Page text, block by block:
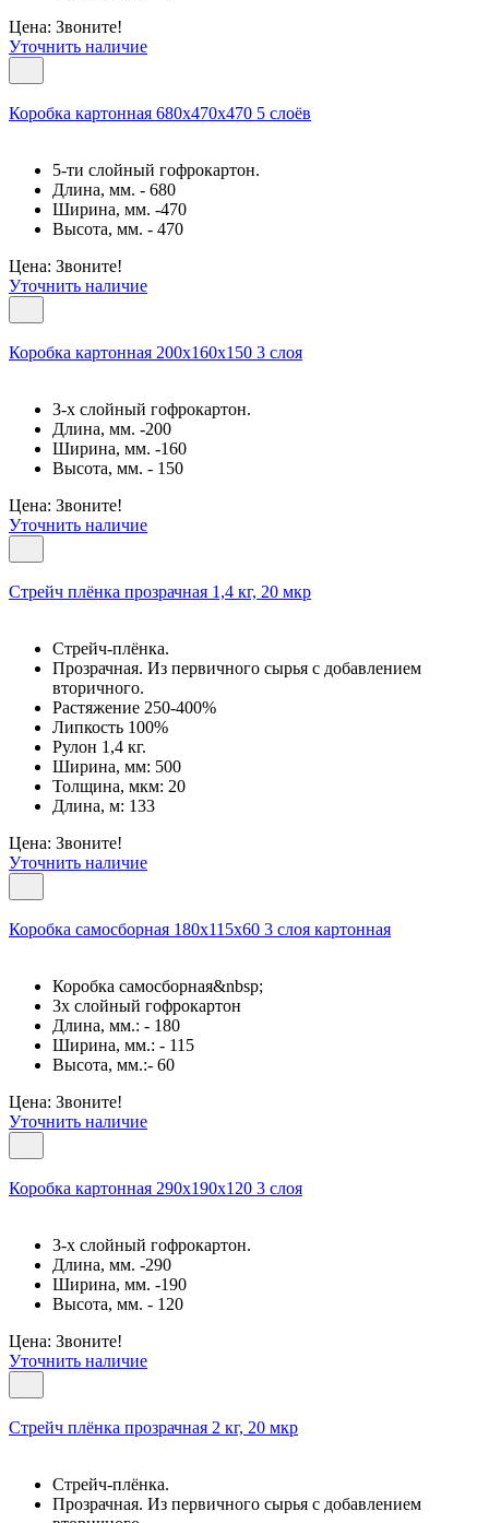
Цена: Звоните!
Уточнить наличие
Коробка картонная 680х470х470 5 слоёв
5-ти слойный гофрокартон.
Длина, мм. - 680
Ширина, мм. -470
Высота, мм. - 470
Цена: Звоните!
Уточнить наличие
Коробка картонная 200х160х150 3 слоя
3-х слойный гофрокартон.
Длина, мм. -200
Ширина, мм. -160
Высота, мм. - 150
Цена: Звоните!
Уточнить наличие
Cтрейч плёнка прозрачная 1,4 кг, 20 мкр
Стрейч-плёнка.
Прозрачная. Из первичного сырья с добавлением
вторичного.
Растяжение 250-400%
Липкость 100%
Рулон 1,4 кг.
Ширина, мм: 500
Толщина, мкм: 20
Длина, м: 133
Цена: Звоните!
Уточнить наличие
Коробка самосборная 180х115х60 3 слоя картонная
Коробка самосборная&nbsp;
3х слойный гофрокартон
Длина, мм.: - 180
Ширина, мм.: - 115
Высота, мм.:- 60
Цена: Звоните!
Уточнить наличие
Коробка картонная 290х190х120 3 слоя
3-х слойный гофрокартон.
Длина, мм. -290
Ширина, мм. -190
Высота, мм. - 120
Цена: Звоните!
Уточнить наличие
Cтрейч плёнка прозрачная 2 кг, 20 мкр
Стрейч-плёнка.
Прозрачная. Из первичного сырья с добавлением